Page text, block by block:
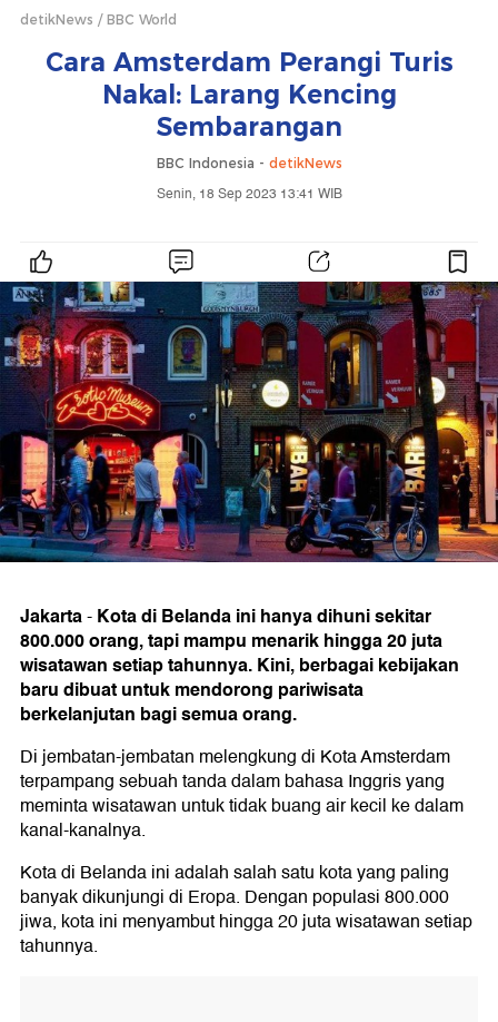
detikNews BBC World
Cara Amsterdam Perangi Turis
Nakal: Larang Kencing
Sembarangan
BBC Indonesia - detikNews
Senin, 18 Sep 2023 13:41 WIB
Jakarta-Kota di Belanda ini hanya dihuni sekitar
800.000 orang, tapi mampu menarik hingga 20 juta
wisatawan setiap tahunnya. Kini, berbagai kebijakan
baru dibuat untuk mendorong pariwisata
berkelanjutan bagi semua orang.
Di jembatan-jembatan melengkung di Kota Amsterdam
terpampang sebuah tanda dalam bahasa Inggris yang
meminta wisatawan untuk tidak buang air kecil ke dalam
kanal-kanalnya.
Kota di Belanda ini adalah salah satu kota yang paling
banyak dikunjungi di Eropa. Dengan populasi 800.000
jiwa, kota ini menyambut hingga 20 juta wisatawan setiap
tahunnya.